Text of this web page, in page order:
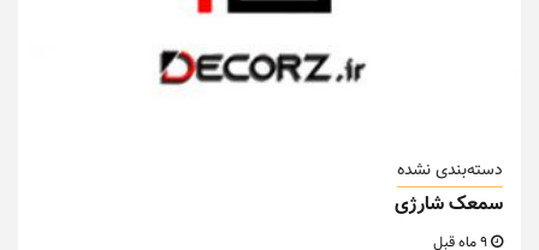
دسته‌بندی نشده
سمعک شارژی